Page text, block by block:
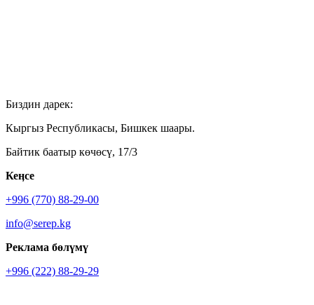
Биздин дарек:
Кыргыз Республикасы, Бишкек шаары.
Байтик баатыр көчөсү, 17/3
Кеӊсе
+996 (770) 88-29-00
info@serep.kg
Реклама бөлүмү
+996 (222) 88-29-29